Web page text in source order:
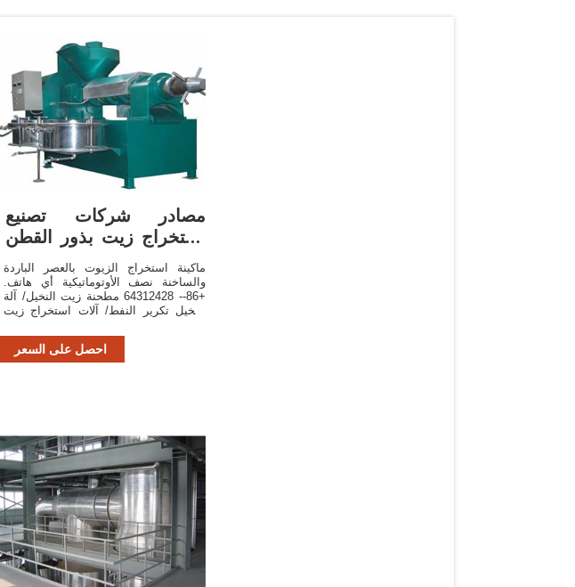
مصادر شركات تصنيع
استخراج زيت بذور القطن
واستخراج زيت بذور
ماكينة استخراج الزيوت بالعصر الباردة
والساخنة نصف الأوتوماتيكية أي هاتف.
+86-- 64312428 مطحنة زيت النخيل/ آلة
النخيل تكرير النفط/ آلات استخراج زيت
مجموعات . 1 مجموعات (لمين) 6 yrs.
62.5%
احصل على السعر